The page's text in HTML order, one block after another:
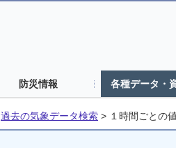
防災情報 各種データ・
過去の気象データ検索 > １時間ごとの